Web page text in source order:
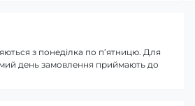
з понеділка по п’ятницю. Для
день замовлення приймають до